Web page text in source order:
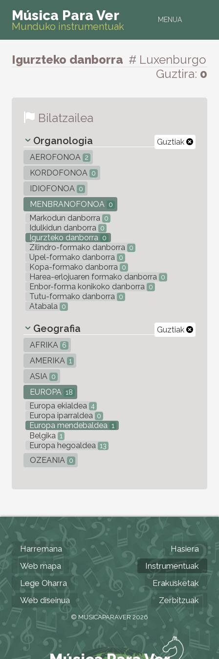
MENUA
Música Para Ver
Munduko instrumentuak
Igurzteko danborra # Luxenburgo
Guztira: 0
Bilatzailea
Guztiak
Organologia
AEROFONOA 2
KORDOFONOA 0
IDIOFONOA 0
MENBRANOFONOA 0
Markodun danborra 0
Idulkidun danborra 0
Igurzteko danborra 0
Zilindro-formako danborra 0
Upel-formako danborra 0
Kopa-formako danborra 0
Harea-erlojuaren formako danborra 0
Enbor-forma konikoko danborra 0
Tutu-formako danborra 0
Atabala 0
Guztiak
Geografia
AFRIKA 6
AMERIKA 1
ASIA 0
EUROPA 18
Europa ekialdea 4
Europa iparraldea 0
Europa mendebaldea 1
Belgika 1
Europa hegoaldea 13
OZEANIA 0
Harremana
Web mapa
Lege Oharra
Web diseinua
Hasiera
Instrumentuak
Erakusketak
Zerbitzuak
© MUSICAPARAVER 2026